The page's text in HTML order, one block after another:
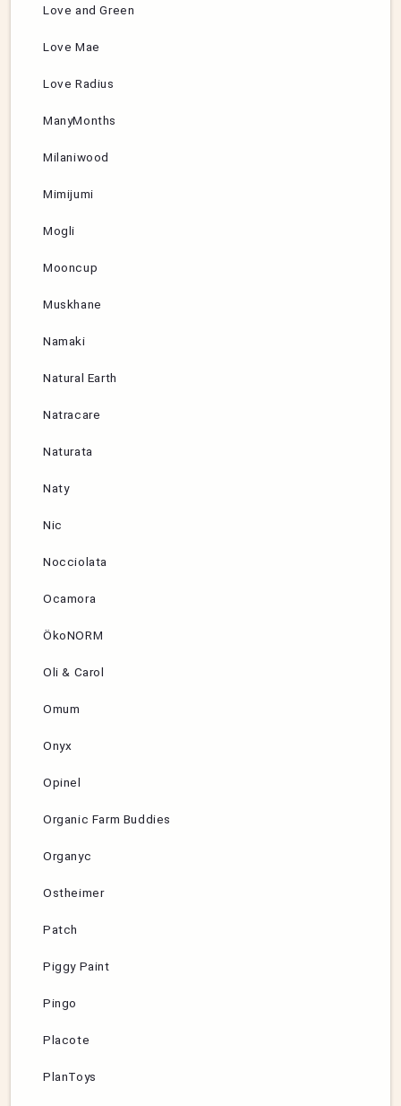
Love and Green
Love Mae
Love Radius
ManyMonths
Milaniwood
Mimijumi
Mogli
Mooncup
Muskhane
Namaki
Natural Earth
Natracare
Naturata
Naty
Nic
Nocciolata
Ocamora
ÖkoNORM
Oli & Carol
Omum
Onyx
Opinel
Organic Farm Buddies
Organyc
Ostheimer
Patch
Piggy Paint
Pingo
Placote
PlanToys